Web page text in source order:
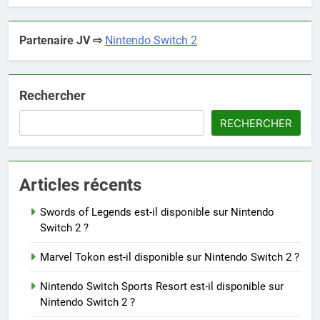
Partenaire JV ⇨ Nintendo Switch 2
Rechercher
RECHERCHER
Articles récents
Swords of Legends est-il disponible sur Nintendo
Switch 2 ?
Marvel Tokon est-il disponible sur Nintendo Switch 2 ?
Nintendo Switch Sports Resort est-il disponible sur
Nintendo Switch 2 ?